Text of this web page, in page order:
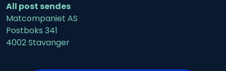
All post sendes
Matcompaniet AS
Postboks 341
4002 Stavanger